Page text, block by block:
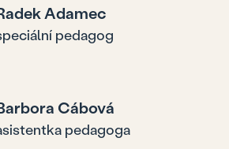
Adamec
pedagog
Cábová
pedagoga